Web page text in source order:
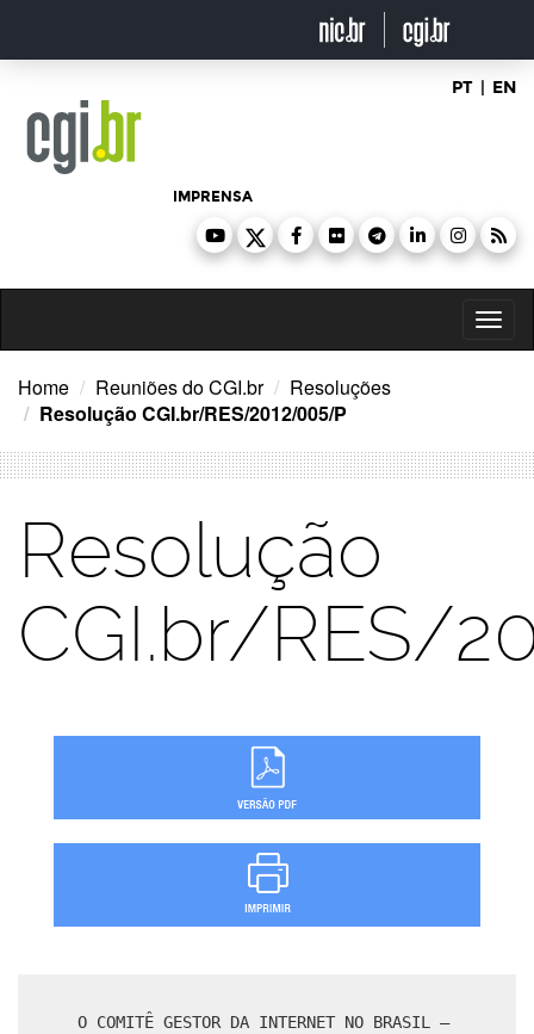
o
PT | EN
IMPRENSA
Home Reuniões do CGI.br
Resoluções
Resolução CGI.br/RES/2012/005/P
Resolução
CGI.br/RES/
O COMITÊ GESTOR DA INTERNET NO BRASIL –